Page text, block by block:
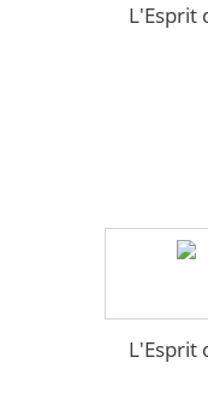
L'Esprit
L'Esprit